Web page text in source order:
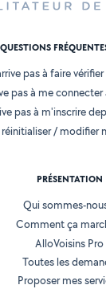
QUESTIONS
pas à faire
pas à me
pas à m'inscrire
/ modifier
PRÉSENTATION
Qui sommes-
Comment ça
AlloVoisins Pro
Toutes les
Proposer mes